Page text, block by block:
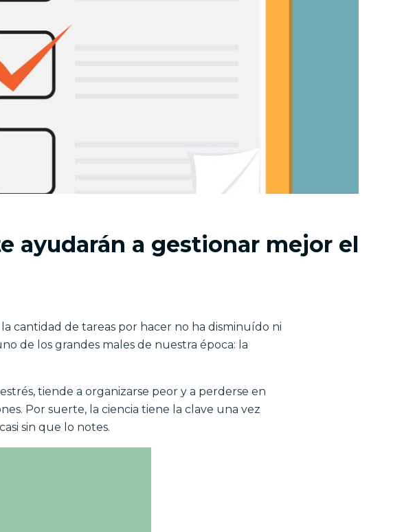
ayudarán a gestionar mejor el
cantidad de tareas por hacer no ha disminuído ni
de los grandes males de nuestra época: la
tiende a organizarse peor y a perderse en
Por suerte, la ciencia tiene la clave una vez
sin que lo notes.